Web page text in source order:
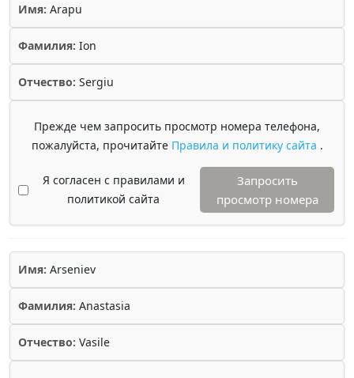
Имя: Arapu
Фамилия: Ion
Отчество: Sergiu
Прежде чем запросить просмотр номера телефона,
пожалуйста, прочитайте Правила и политику сайта .
Я согласен с правилами и
политикой сайта
Запросить
просмотр номера
Имя: Arseniev
Фамилия: Anastasia
Отчество: Vasile